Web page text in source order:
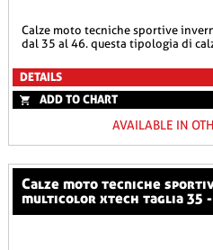
calze moto tecniche sportive invernali verde xtech taglie variabili
dal 35 al 46. questa tipologia di
DETAILS
ADD TO CHART
AVAILABLE IN
calze moto tecniche sportive invernali nere a righe
multicolor xtech taglia 35 -